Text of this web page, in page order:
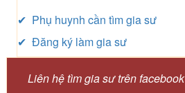
✔ Phụ huynh cần tìm gia sư
✔ Đăng ký làm gia sư
Liên hệ tìm gia sư trên facebook